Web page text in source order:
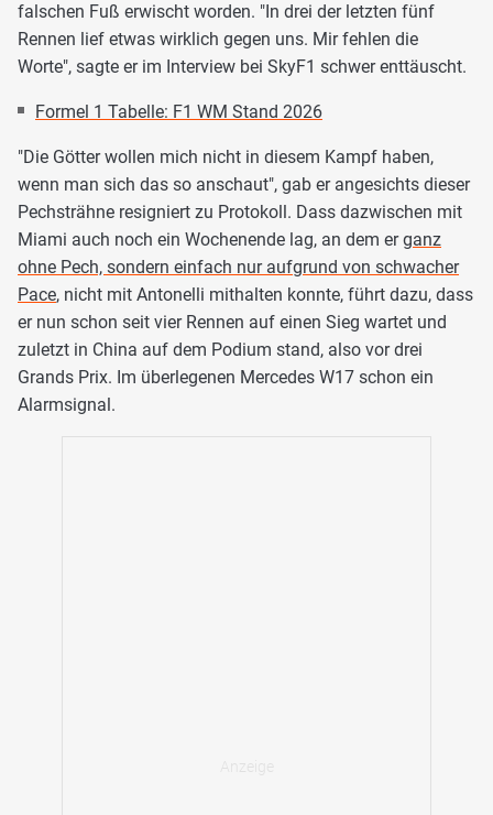
falschen Fuß erwischt worden. "In drei der letzten fünf
Rennen lief etwas wirklich gegen uns. Mir fehlen die
Worte", sagte er im Interview bei SkyF1 schwer enttäuscht.
Formel 1 Tabelle: F1 WM Stand 2026
"Die Götter wollen mich nicht in diesem Kampf haben,
wenn man sich das so anschaut", gab er angesichts dieser
Pechsträhne resigniert zu Protokoll. Dass dazwischen mit
Miami auch noch ein Wochenende lag, an dem erganz
ohne Pech, sondern einfach nur aufgrund von schwacher
Pace, nicht mit Antonelli mithalten konnte, führt dazu, dass
er nun schon seit vier Rennen auf einen Sieg wartet und
zuletzt in China auf dem Podium stand, also vor drei
Grands Prix. Im überlegenen Mercedes W17 schon ein
Alarmsignal.